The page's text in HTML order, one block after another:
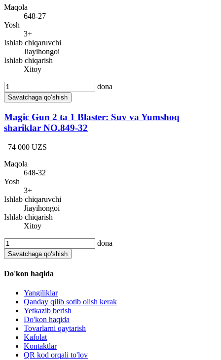
Maqola
648-27
Yosh
3+
Ishlab chiqaruvchi
Jiayihongoi
Ishlab chiqarish
Xitoy
dona
Savatchaga qo‘shish
Magic Gun 2 ta 1 Blaster: Suv va Yumshoq
shariklar NO.849-32
74 000 UZS
Maqola
648-32
Yosh
3+
Ishlab chiqaruvchi
Jiayihongoi
Ishlab chiqarish
Xitoy
dona
Savatchaga qo‘shish
Do'kon haqida
Yangiliklar
Qanday qilib sotib olish kerak
Yetkazib berish
Do'kon haqida
Tovarlarni qaytarish
Kafolat
Kontaktlar
QR kod orqali to'lov